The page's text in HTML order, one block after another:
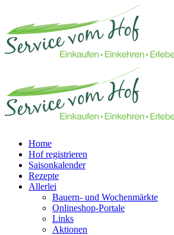
Home
Hof registrieren
Saisonkalender
Rezepte
Allerlei
Bauern- und Wochenmärkte
Onlineshop-Portale
Links
Aktionen